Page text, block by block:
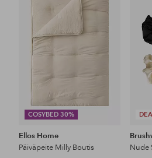
COSYBED 30%
Ellos Home
Päiväpeite Milly Boutis
Nude